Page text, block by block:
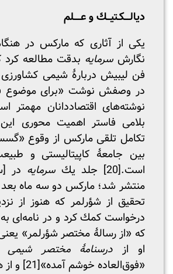
دیالـــکـتیــك و عــــلم
یکی از آثاری که مارکس در
نگارش سرمایه بدقت مطالعه
فن لیبیش دربارۀ شیمی کشاورزی
در وصفش نوشت «برای موضوع
نوشته‌های اقتصاددانان مهمتر
بلامی فاستر اهمیت محوری
تکامل تلقی مارکس از وقوع
بین جامعۀ کاپیتالیستی و
است.[20] جلد یك سرمایه
منتشر شد؛ مارکس دو سه ماه بعد
تحقیق از شؤرلمر که هنوز از
درخواست کمك کرد و در نامه‌ای
که «از رسالۀ مختصر شؤرلمر»
او از درسنامۀ مختصر شیمی
«فوق‌العاده خوشم آمده»[21]
و